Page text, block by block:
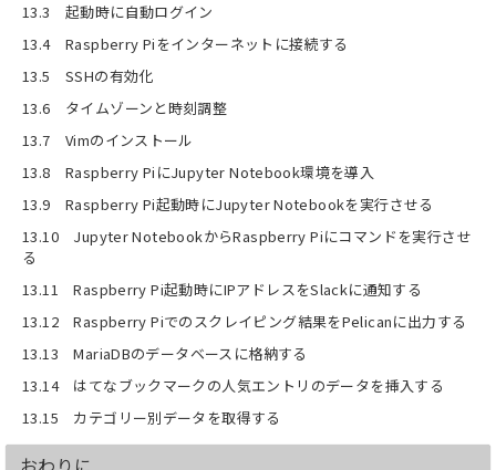
13.3 起動時に自動ログイン
13.4 Raspberry Piをインターネットに接続する
13.5 SSHの有効化
13.6 タイムゾーンと時刻調整
13.7 Vimのインストール
13.8 Raspberry PiにJupyter Notebook環境を導入
13.9 Raspberry Pi起動時にJupyter Notebookを実行させる
13.10 Jupyter NotebookからRaspberry Piにコマンドを実行させ
る
13.11 Raspberry Pi起動時にIPアドレスをSlackに通知する
13.12 Raspberry Piでのスクレイピング結果をPelicanに出力する
13.13 MariaDBのデータベースに格納する
13.14 はてなブックマークの人気エントリのデータを挿入する
13.15 カテゴリー別データを取得する
おわりに